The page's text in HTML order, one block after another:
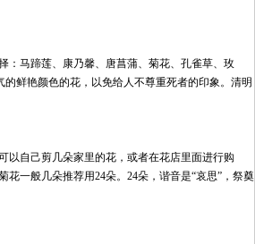
：马蹄莲、康乃馨、唐菖蒲、菊花、孔雀草、玫
鲜艳颜色的花，以免给人不尊重死者的印象。清明
以自己剪几朵家里的花，或者在花店里面进行购
一般几朵推荐用24朵。24朵，谐音是“哀思”，祭奠